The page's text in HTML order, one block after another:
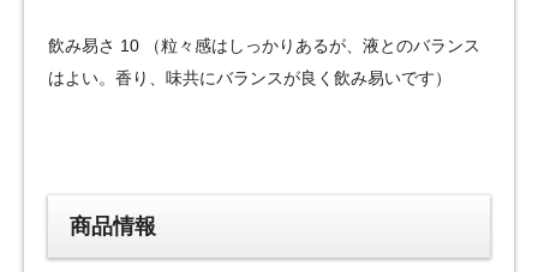
飲み易さ 10 （粒々感はしっかりあるが、液とのバランス
はよい。香り、味共にバランスが良く飲み易いです）
商品情報